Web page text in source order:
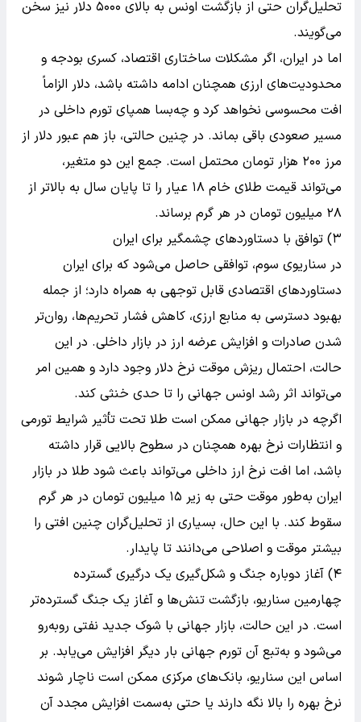
تحلیل‌گران حتی از بازگشت اونس به بالای ۵۰۰۰ دلار نیز سخن
می‌گویند.
اما در ایران، اگر مشکلات ساختاری اقتصاد، کسری بودجه و
محدودیت‌های ارزی همچنان ادامه داشته باشد، دلار الزاماً
افت محسوسی نخواهد کرد و چه‌بسا همپای تورم داخلی در
مسیر صعودی باقی بماند. در چنین حالتی، باز هم عبور دلار از
مرز ۲۰۰ هزار تومان محتمل است. جمع این دو متغیر،
می‌تواند قیمت طلای خام ۱۸ عیار را تا پایان سال به بالاتر از
۲۸ میلیون تومان در هر گرم برساند.
۳) توافق با دستاوردهای چشمگیر برای ایران
در سناریوی سوم، توافقی حاصل می‌شود که برای ایران
دستاوردهای اقتصادی قابل توجهی به همراه دارد؛ از جمله
بهبود دسترسی به منابع ارزی، کاهش فشار تحریم‌ها، روان‌تر
شدن صادرات و افزایش عرضه ارز در بازار داخلی. در این
حالت، احتمال ریزش موقت نرخ دلار وجود دارد و همین امر
می‌تواند اثر رشد اونس جهانی را تا حدی خنثی کند.
اگرچه در بازار جهانی ممکن است طلا تحت تأثیر شرایط تورمی
و انتظارات نرخ بهره همچنان در سطوح بالایی قرار داشته
باشد، اما افت نرخ ارز داخلی می‌تواند باعث شود طلا در بازار
ایران به‌طور موقت حتی به زیر ۱۵ میلیون تومان در هر گرم
سقوط کند. با این حال، بسیاری از تحلیل‌گران چنین افتی را
بیشتر موقت و اصلاحی می‌دانند تا پایدار.
۴) آغاز دوباره جنگ و شکل‌گیری یک درگیری گسترده
چهارمین سناریو، بازگشت تنش‌ها و آغاز یک جنگ گسترده‌تر
است. در این حالت، بازار جهانی با شوک جدید نفتی روبه‌رو
می‌شود و به‌تبع آن تورم جهانی بار دیگر افزایش می‌یابد. بر
اساس این سناریو، بانک‌های مرکزی ممکن است ناچار شوند
نرخ بهره را بالا نگه دارند یا حتی به‌سمت افزایش مجدد آن